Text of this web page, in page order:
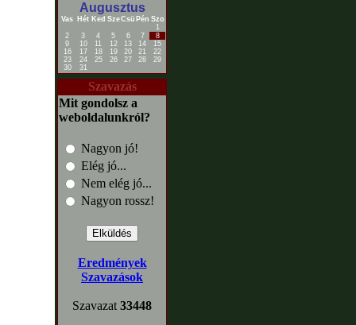
Augusztus
Vas Hét Ked SzeCsü Pén Szo
1
2
3 4 5 6 7
8
9
10 11 12 13 14
15
16
17 18 19 20 21
22
23
24 25 26 27 28
29
30
31
Szavazás
Mit gondolsz a
weboldalunkról?
Nagyon jó!
Elég jó...
Nem elég jó...
Nagyon rossz!
Eredmények
Szavazások
Szavazat 33448